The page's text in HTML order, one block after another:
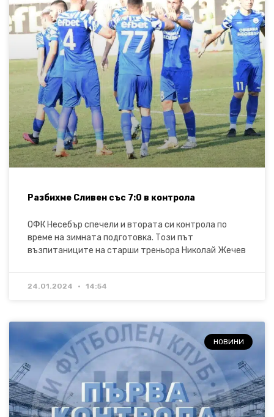
Разбихме Сливен със 7:0 в контрола
ОФК Несебър спечели и втората си контрола по
време на зимната подготовка. Този път
възпитаниците на старши треньора Николай Жечев
24.01.2024 14:54
НОВИНИ